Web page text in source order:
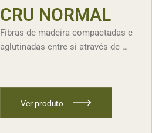
CRU NORMAL
Fibras de madeira compactadas e
aglutinadas entre si através de …
Verproduto